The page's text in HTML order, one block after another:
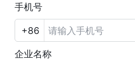
手机号
企业名称